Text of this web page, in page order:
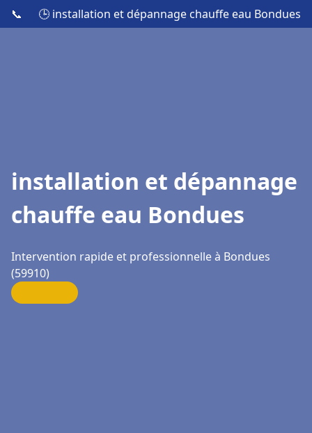
📞 🕒 installation et dépannage chauffe eau Bondues
installation et dépannage
chauffe eau Bondues
Intervention rapide et professionnelle à Bondues
(59910)